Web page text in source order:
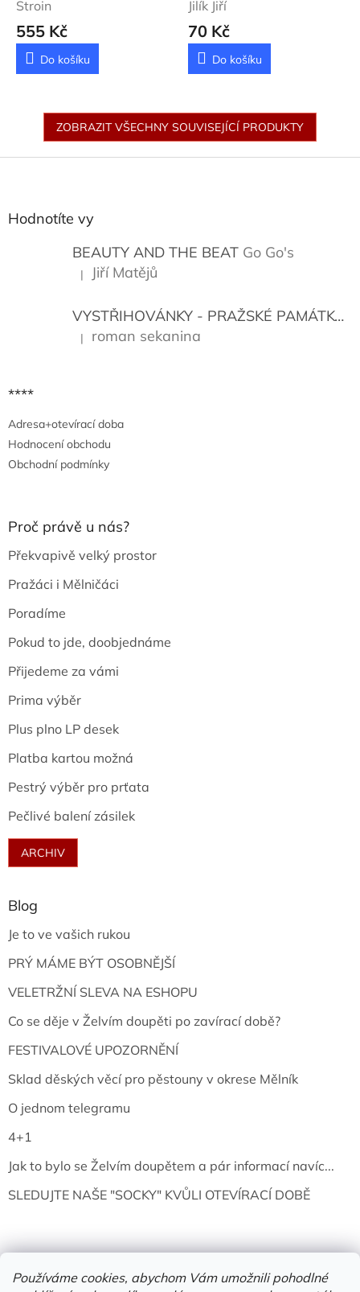
Používáme cookies, abychom Vám umožnili pohodlné
Stroin
555 Kč
Do košíku
Jilík Jiří
70 Kč
Do košíku
ZOBRAZIT VŠECHNY SOUVISEJÍCÍ PRODUKTY
Hodnotíte vy
BEAUTY AND THE BEAT Go Go's
Hodnocení produktu je 5 z 5 hvězdiček.
| Jiří Matějů
VYSTŘIHOVÁNKY - PRAŽSKÉ PAMÁTKY
Hodnocení produktu je 5 z 5 hvězdiček.
| roman sekanina
****
Adresa+otevírací doba
Hodnocení obchodu
Obchodní podmínky
Proč právě u nás?
Překvapivě velký prostor
Pražáci i Mělničáci
Poradíme
Pokud to jde, doobjednáme
Přijedeme za vámi
Prima výběr
Plus plno LP desek
Platba kartou možná
Pestrý výběr pro prťata
Pečlivé balení zásilek
ARCHIV
Blog
Je to ve vašich rukou
PRÝ MÁME BÝT OSOBNĚJŠÍ
VELETRŽNÍ SLEVA NA ESHOPU
Co se děje v Želvím doupěti po zavírací době?
FESTIVALOVÉ UPOZORNĚNÍ
Sklad děských věcí pro pěstouny v okrese Mělník
O jednom telegramu
4+1
Jak to bylo se Želvím doupětem a pár informací navíc...
SLEDUJTE NAŠE "SOCKY" KVŮLI OTEVÍRACÍ DOBĚ